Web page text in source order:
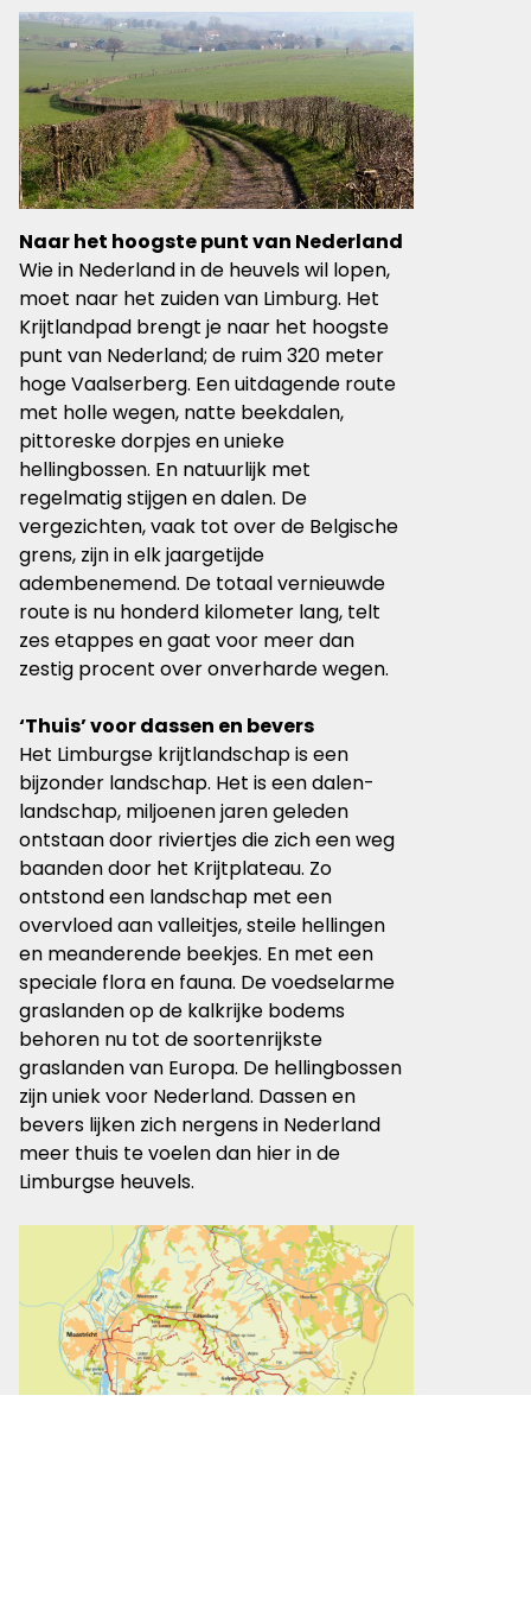
Naar het hoogste punt van Nederland
Wie in Nederland in de heuvels wil lopen,
moet naar het zuiden van Limburg. Het
Krijtlandpad brengt je naar het hoogste
punt van Nederland; de ruim 320 meter
hoge Vaalserberg. Een uitdagende route
met holle wegen, natte beekdalen,
pittoreske dorpjes en unieke
hellingbossen. En natuurlijk met
regelmatig stijgen en dalen. De
vergezichten, vaak tot over de Belgische
grens, zijn in elk jaargetijde
adembenemend. De totaal vernieuwde
route is nu honderd kilometer lang, telt
zes etappes en gaat voor meer dan
zestig procent over onverharde wegen.
‘Thuis’ voor dassen en bevers
Het Limburgse krijtlandschap is een
bijzonder landschap. Het is een dalen-
landschap, miljoenen jaren geleden
ontstaan door riviertjes die zich een weg
baanden door het Krijtplateau. Zo
ontstond een landschap met een
overvloed aan valleitjes, steile hellingen
en meanderende beekjes. En met een
speciale flora en fauna. De voedselarme
graslanden op de kalkrijke bodems
behoren nu tot de soortenrijkste
graslanden van Europa. De hellingbossen
zijn uniek voor Nederland. Dassen en
bevers lijken zich nergens in Nederland
meer thuis te voelen dan hier in de
Limburgse heuvels.